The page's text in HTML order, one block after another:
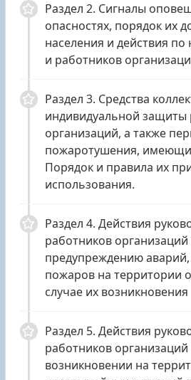
Раздел 2. Сигналы
опасностях, порядок их
населения и действия
и работников
Раздел 3. Средства
индивидуальной защиты
организаций, а также
пожаротушения,
Порядок и правила их
использования.
Раздел 4. Действия
работников организаций
предупреждению аварий,
пожаров на территории
случае их возникновения
Раздел 5. Действия
работников организаций
возникновении на